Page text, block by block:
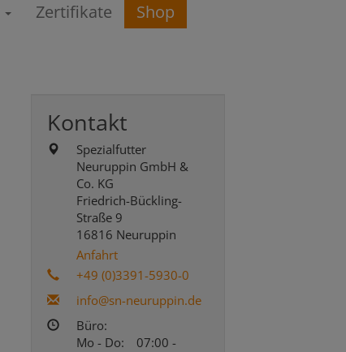
Zertifikate Shop
Kontakt
Spezialfutter
Neuruppin GmbH &
Co. KG
Friedrich-Bückling-
Straße 9
16816 Neuruppin
Anfahrt
+49 (0)3391-5930-0
info@sn-neuruppin.de
Büro:
Mo - Do:
07:00 -